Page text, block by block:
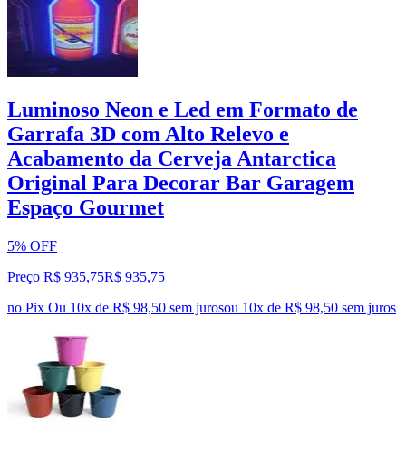
Luminoso Neon e Led em Formato de
Garrafa 3D com Alto Relevo e
Acabamento da Cerveja Antarctica
Original Para Decorar Bar Garagem
Espaço Gourmet
5% OFF
Preço R$ 935,75R$ 935,75
no Pix Ou 10x de R$ 98,50 sem jurosou 10x de R$ 98,50 sem juros